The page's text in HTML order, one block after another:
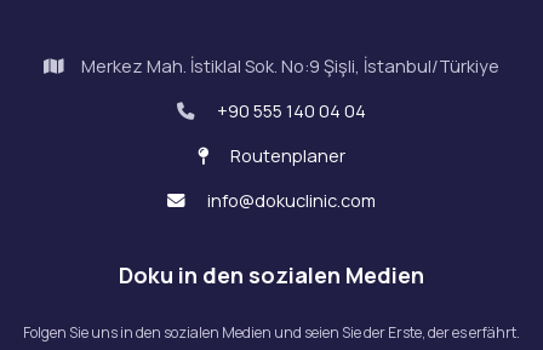
Merkez Mah. İstiklal Sok. No:9 Şişli, İstanbul/Türkiye
+90 555 140 04 04
Routenplaner
info@dokuclinic.com
Doku in den sozialen Medien
Folgen Sie uns in den sozialen Medien und seien Sie der Erste, der es erfährt.